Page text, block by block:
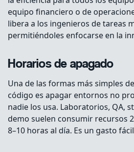
equipo financiero o de
libera a los ingenieros de tareas
permitiéndoles enfocarse en la
Horarios de apagado
Una de las formas más simples
código es apagar entornos no
nadie los usa. Laboratorios, QA,
demo suelen consumir recursos
8–10 horas al día. Es un gasto